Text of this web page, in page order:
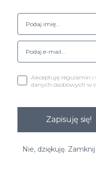
Akceptuję regulamin i
danych osobowych w
Zapisuję się!
Nie, dziękuję.